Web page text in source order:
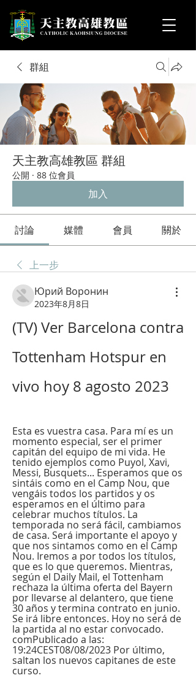
群組
天主教高雄教區 群組
公開 · 88 位會員
加入
討論 媒體 會員 關於
上一步
Юрий Воронин
2023年8月8日
(TV) Ver Barcelona contra
Tottenham Hotspur en
vivo hoy 8 agosto 2023
Esta es vuestra casa. Para mí es un
momento especial, ser el primer
capitán del equipo de mi vida. He
tenido ejemplos como Puyol, Xavi,
Messi, Busquets... Esperamos que os
sintáis como en el Camp Nou, que
vengáis todos los partidos y os
esperamos en el último para
celebrar muchos títulos. La
temporada no será fácil, cambiamos
de casa. Será importante el apoyo y
que nos sintamos como en el Camp
Nou. Iremos a por todos los títulos,
que es lo que queremos. Mientras,
según el Daily Mail, el Tottenham
rechaza la última oferta del Bayern
por llevarse al delantero, que tiene
30 años y termina contrato en junio.
Se irá libre entonces. Hoy no será de
la partida al no estar convocado.
comPublicado a las:
19:24CEST08/08/2023 Por último,
saltan los nuevos capitanes de este
curso.